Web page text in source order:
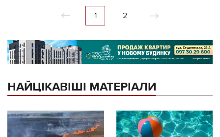
1 2
НАЙЦІКАВІШІ МАТЕРІАЛИ